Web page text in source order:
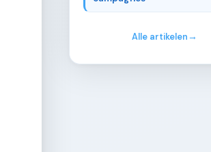
Alle artikelen